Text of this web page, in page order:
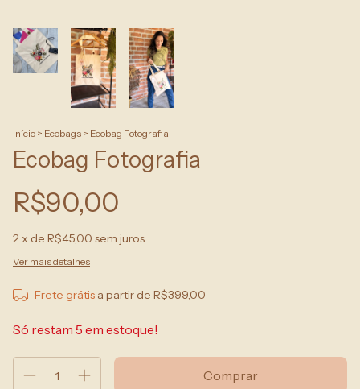
Início > Ecobags > Ecobag Fotografia
Ecobag Fotografia
R$90,00
2 x de R$45,00 sem juros
Ver mais detalhes
Frete grátis a partir de R$399,00
Só restam 5 em estoque!